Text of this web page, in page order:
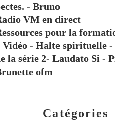
Catégories
- Bruno
VM en direct
pour la
Vidéo - Halte spirituelle
la série 2- Laudato Si -
ofm